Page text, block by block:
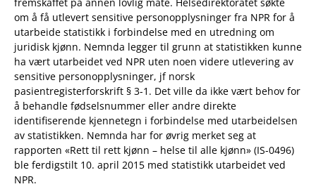
om å få utlevert sensitive personopplysninger fra NPR for å
utarbeide statistikk i forbindelse med en utredning om
juridisk kjønn. Nemnda legger til grunn at statistikken kunne
ha vært utarbeidet ved NPR uten noen videre utlevering av
sensitive personopplysninger, jf norsk
pasientregisterforskrift § 3-1. Det ville da ikke vært behov for
å behandle fødselsnummer eller andre direkte
identifiserende kjennetegn i forbindelse med utarbeidelsen
av statistikken. Nemnda har for øvrig merket seg at
rapporten «Rett til rett kjønn – helse til alle kjønn» (IS-0496)
ble ferdigstilt 10. april 2015 med statistikk utarbeidet ved
NPR.